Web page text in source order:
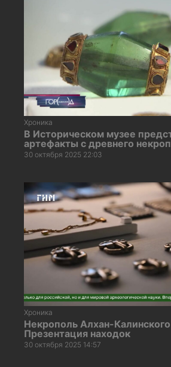
Хроника
В Историческом музее
артефакты с древнего
30 октября 2025 22:03
Хроника
Некрополь Алхан-
Презентация находок
30 октября 2025 14:57